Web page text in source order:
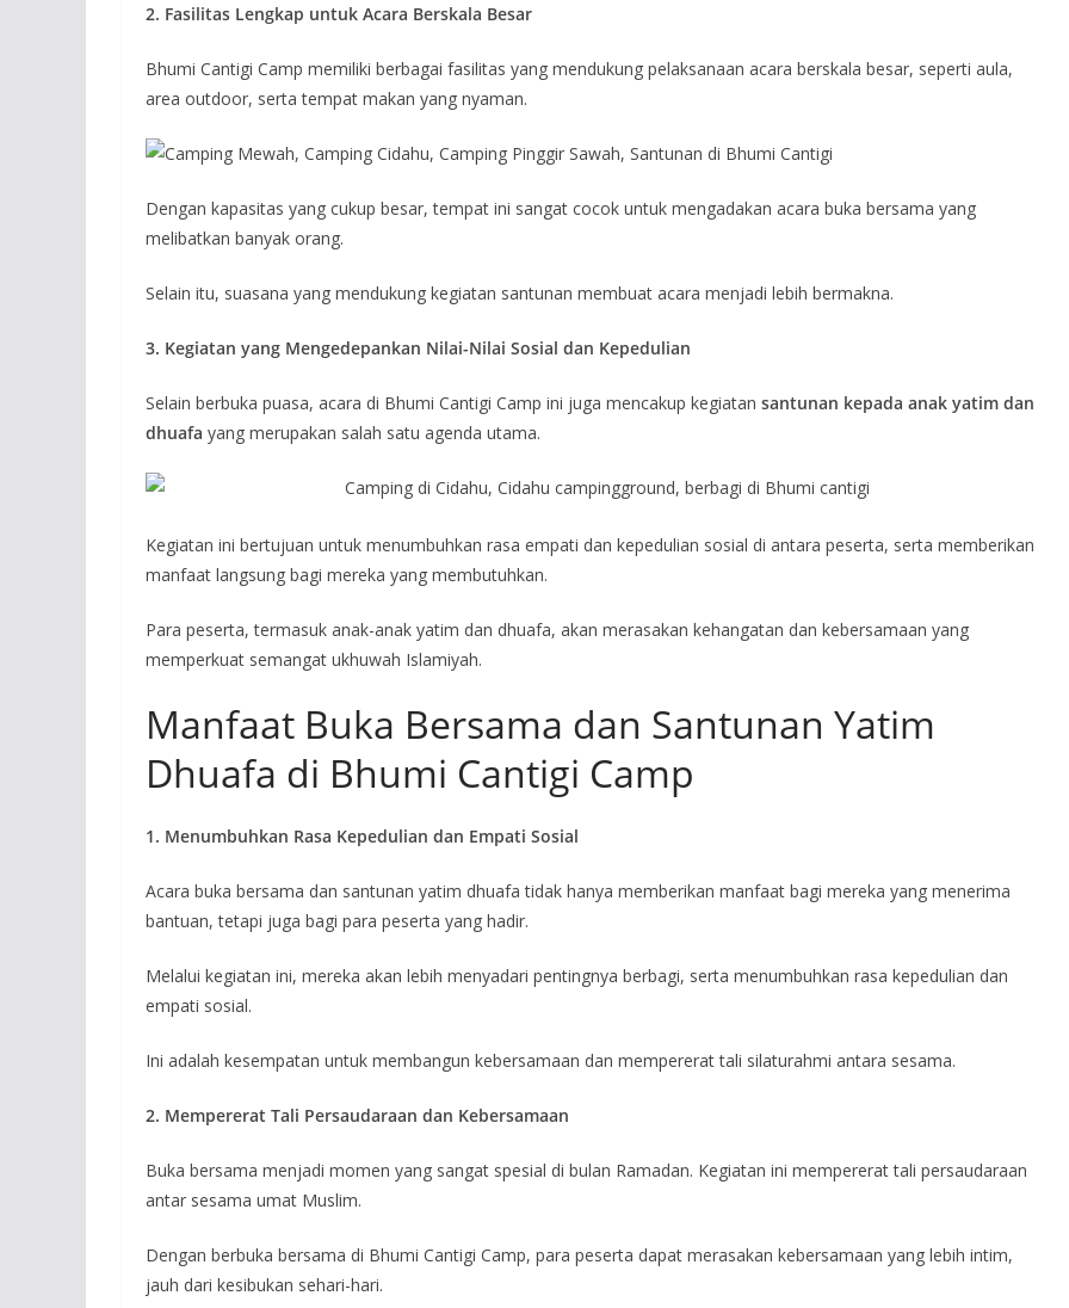
2. Fasilitas Lengkap untuk Acara Berskala Besar
Bhumi Cantigi Camp memiliki berbagai fasilitas yang mendukung pelaksanaan acara berskala besar, seperti aula,
area outdoor, serta tempat makan yang nyaman.
Dengan kapasitas yang cukup besar, tempat ini sangat cocok untuk mengadakan acara buka bersama yang
melibatkan banyak orang.
Selain itu, suasana yang mendukung kegiatan santunan membuat acara menjadi lebih bermakna.
3. Kegiatan yang Mengedepankan Nilai-Nilai Sosial dan Kepedulian
Selain berbuka puasa, acara di Bhumi Cantigi Camp ini juga mencakup kegiatan santunan kepada anak yatim dan
dhuafa yang merupakan salah satu agenda utama.
Kegiatan ini bertujuan untuk menumbuhkan rasa empati dan kepedulian sosial di antara peserta, serta memberikan
manfaat langsung bagi mereka yang membutuhkan.
Para peserta, termasuk anak-anak yatim dan dhuafa, akan merasakan kehangatan dan kebersamaan yang
memperkuat semangat ukhuwah Islamiyah.
Manfaat Buka Bersama dan Santunan Yatim
Dhuafa di Bhumi Cantigi Camp
1. Menumbuhkan Rasa Kepedulian dan Empati Sosial
Acara buka bersama dan santunan yatim dhuafa tidak hanya memberikan manfaat bagi mereka yang menerima
bantuan, tetapi juga bagi para peserta yang hadir.
Melalui kegiatan ini, mereka akan lebih menyadari pentingnya berbagi, serta menumbuhkan rasa kepedulian dan
empati sosial.
Ini adalah kesempatan untuk membangun kebersamaan dan mempererat tali silaturahmi antara sesama.
2. Mempererat Tali Persaudaraan dan Kebersamaan
Buka bersama menjadi momen yang sangat spesial di bulan Ramadan. Kegiatan ini mempererat tali persaudaraan
antar sesama umat Muslim.
Dengan berbuka bersama di Bhumi Cantigi Camp, para peserta dapat merasakan kebersamaan yang lebih intim,
jauh dari kesibukan sehari-hari.